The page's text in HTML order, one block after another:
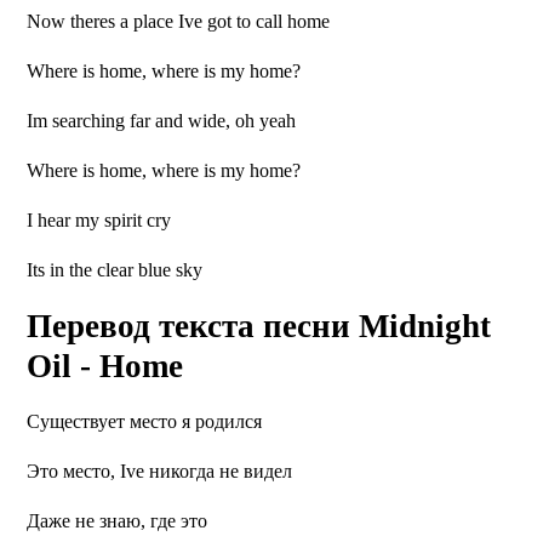
Now theres a place Ive got to call home
Where is home, where is my home?
Im searching far and wide, oh yeah
Where is home, where is my home?
I hear my spirit cry
Its in the clear blue sky
Перевод текста песни Midnight
Oil - Home
Существует место я родился
Это место, Ive никогда не видел
Даже не знаю, где это